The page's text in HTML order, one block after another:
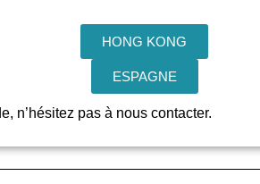
HONG KONG
ESPAGNE
n’hésitez pas à nous contacter.